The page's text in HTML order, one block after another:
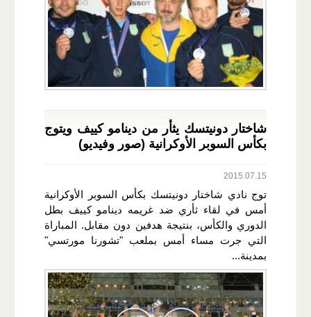
شاختار دونيتسك يثأر من دينامو كييف ويتوج
بكأس السوبر الأوكرانية (صور وفيديو)
2015.07.15
توج نادي شاختار دونيتسك بكأس السوبر الأوكرانية
أمس في لقاء ثأري ضد غريمه دينامو كييف بطل
الدوري والكأس، بنتيجة هدفين دون مقابل. المباراة
التي جرت مساء أمس بملعب "تشورنا مورتسي"
بمدينة...